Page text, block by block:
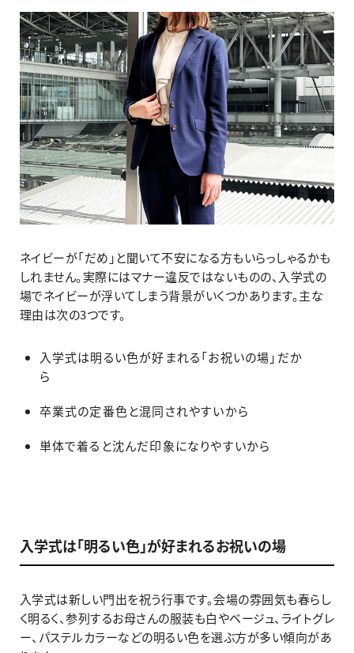
ネイビーが「だめ」と聞いて不安になる方もいらっしゃるかも
しれません。実際にはマナー違反ではないものの、入学式の
場でネイビーが浮いてしまう背景がいくつかあります。主な
理由は次の3つです。
入学式は明るい色が好まれる「お祝いの場」だか
ら
卒業式の定番色と混同されやすいから
単体で着ると沈んだ印象になりやすいから
入学式は「明るい色」が好まれるお祝いの場
入学式は新しい門出を祝う行事です。会場の雰囲気も春らし
く明るく、参列するお母さんの服装も白やベージュ、ライトグレ
ー、パステルカラーなどの明るい色を選ぶ方が多い傾向があ